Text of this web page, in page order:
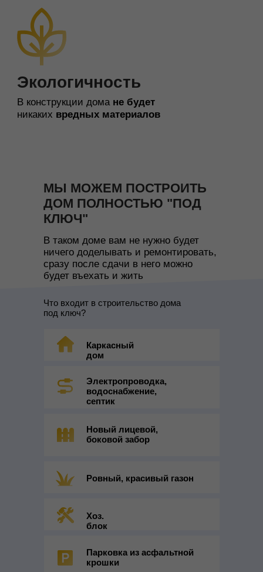
МЫ МОЖЕМ ПОСТРОИТЬ
ДОМ ПОЛНОСТЬЮ "ПОД
КЛЮЧ"
В таком доме вам не нужно будет
ничего доделывать и ремонтировать,
сразу после сдачи в него можно
будет въехать и жить
Что входит в строительство дома
под ключ?
Хоз.
блок
Парковка из асфальтной
крошки
Каркасный
дом
Электропроводка,
водоснабжение,
септик
Новый лицевой,
боковой забор
Ровный, красивый газон